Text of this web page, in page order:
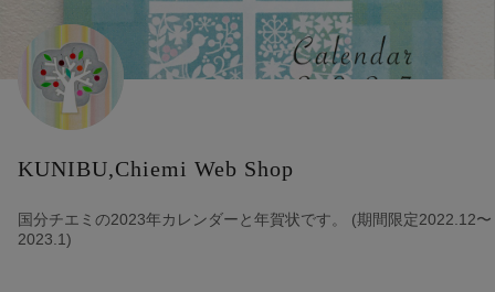
KUNIBU,Chiemi Web Shop
国分チエミの2023年カレンダーと年賀状です。 (期間限定2022.12〜
2023.1)